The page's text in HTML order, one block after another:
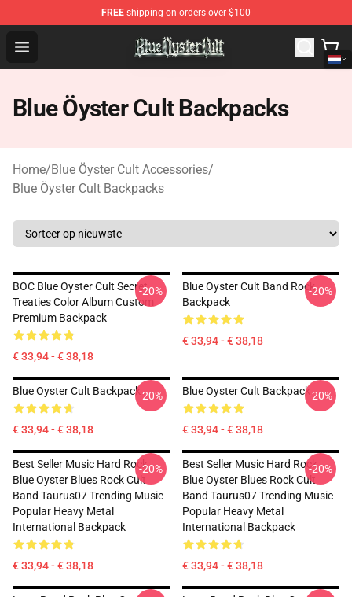
FREE shipping on orders over $100
Open menu
Blue Öyster Cult Store - Official Blue Öyster Cult
Blue Öyster Cult Backpacks
Home/Blue Öyster Cult Accessories/
Blue Öyster Cult Backpacks
BOC Blue Oyster Cult Secret
Treaties Color Album Custom
Premium Backpack
€ 33,94 - € 38,18
-20%
Blue Oyster Cult Band Rock
Backpack
€ 33,94 - € 38,18
-20%
Blue Oyster Cult Backpack
€ 33,94 - € 38,18
-20% Blue Oyster Cult Backpack
€ 33,94 - € 38,18
-20%
Best Seller Music Hard Rock
Blue Oyster Blues Rock Cult
Band Taurus07 Trending Music
Popular Heavy Metal
International Backpack
€ 33,94 - € 38,18
-20%
Best Seller Music Hard Rock
Blue Oyster Blues Rock Cult
Band Taurus07 Trending Music
Popular Heavy Metal
International Backpack
€ 33,94 - € 38,18
-20%